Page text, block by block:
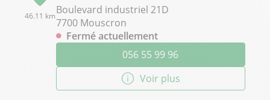
46.11 kmBoulevard industriel 21D
7700 Mouscron
Fermé actuellement
056 55 99 96
Voir plus